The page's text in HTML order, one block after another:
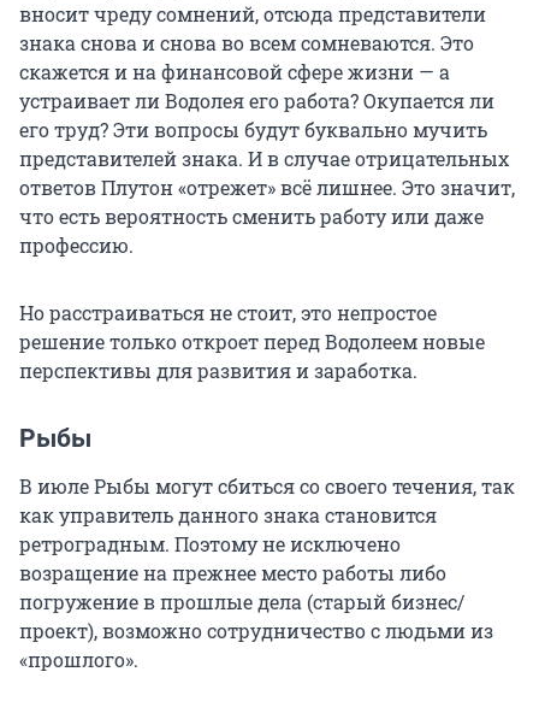
вносит чреду сомнений, отсюда представители
знака снова и снова во всем сомневаются. Это
скажется и на финансовой сфере жизни — а
устраивает ли Водолея его работа? Окупается ли
его труд? Эти вопросы будут буквально мучить
представителей знака. И в случае отрицательных
ответов Плутон «отрежет» всё лишнее. Это значит,
что есть вероятность сменить работу или даже
профессию.
Но расстраиваться не стоит, это непростое
решение только откроет перед Водолеем новые
перспективы для развития и заработка.
Рыбы
В июле Рыбы могут сбиться со своего течения, так
как управитель данного знака становится
ретроградным. Поэтому не исключено
возращение на прежнее место работы либо
погружение в прошлые дела (старый бизнес/
проект), возможно сотрудничество с людьми из
«прошлого».